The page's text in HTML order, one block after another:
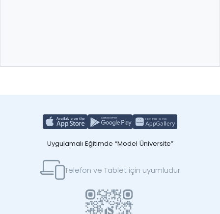
Uygulamalı Eğitimde “Model Üniversite”
Telefon ve Tablet için uyumludur